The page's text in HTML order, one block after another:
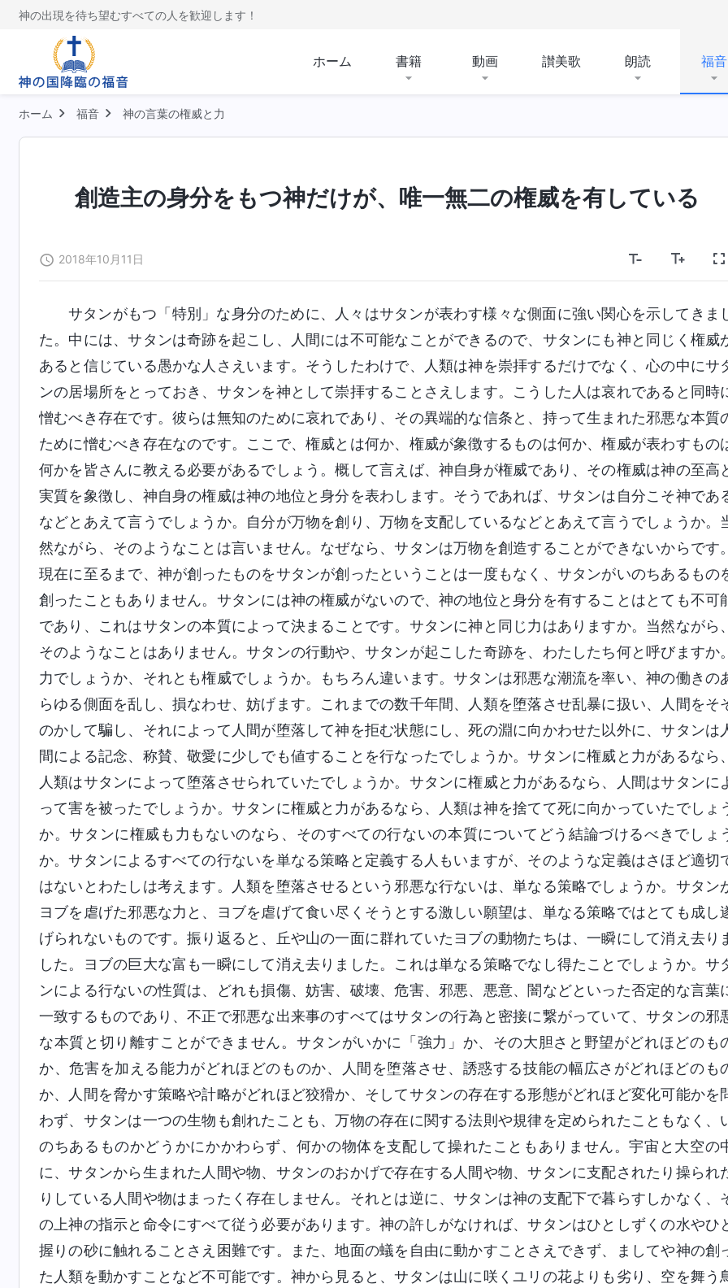
神の出現を待ち望むすべての人を歓迎します！
ホーム 書籍 動画 讃美歌 朗読 福音
ホーム 福音 神の言葉の権威と力
創造主の身分をもつ神だけが、唯一無二の権威を有している
2018年10月11日
サタンがもつ「特別」な身分のために、人々はサタンが表わす様々な側面に強い関心を示してきま
た。中には、サタンは奇跡を起こし、人間には不可能なことができるので、サタンにも神と同じく権威
あると信じている愚かな人さえいます。そうしたわけで、人類は神を崇拝するだけでなく、心の中にサ
ンの居場所をとっておき、サタンを神として崇拝することさえします。こうした人は哀れであると同時
憎むべき存在です。彼らは無知のために哀れであり、その異端的な信条と、持って生まれた邪悪な本質
ために憎むべき存在なのです。ここで、権威とは何か、権威が象徴するものは何か、権威が表わすもの
何かを皆さんに教える必要があるでしょう。概して言えば、神自身が権威であり、その権威は神の至高
実質を象徴し、神自身の権威は神の地位と身分を表わします。そうであれば、サタンは自分こそ神であ
などとあえて言うでしょうか。自分が万物を創り、万物を支配しているなどとあえて言うでしょうか。
然ながら、そのようなことは言いません。なぜなら、サタンは万物を創造することができないからです。
現在に至るまで、神が創ったものをサタンが創ったということは一度もなく、サタンがいのちあるもの
創ったこともありません。サタンには神の権威がないので、神の地位と身分を有することはとても不可
であり、これはサタンの本質によって決まることです。サタンに神と同じ力はありますか。当然ながら、
そのようなことはありません。サタンの行動や、サタンが起こした奇跡を、わたしたち何と呼びますか。
力でしょうか、それとも権威でしょうか。もちろん違います。サタンは邪悪な潮流を率い、神の働きの
らゆる側面を乱し、損なわせ、妨げます。これまでの数千年間、人類を堕落させ乱暴に扱い、人間をそ
のかして騙し、それによって人間が堕落して神を拒む状態にし、死の淵に向かわせた以外に、サタンは
間による記念、称賛、敬愛に少しでも値することを行なったでしょうか。サタンに権威と力があるなら、
人類はサタンによって堕落させられていたでしょうか。サタンに権威と力があるなら、人間はサタンに
って害を被ったでしょうか。サタンに権威と力があるなら、人類は神を捨てて死に向かっていたでしょ
か。サタンに権威も力もないのなら、そのすべての行ないの本質についてどう結論づけるべきでしょ
か。サタンによるすべての行ないを単なる策略と定義する人もいますが、そのような定義はさほど適切
はないとわたしは考えます。人類を堕落させるという邪悪な行ないは、単なる策略でしょうか。サタン
ヨブを虐げた邪悪な力と、ヨブを虐げて食い尽くそうとする激しい願望は、単なる策略ではとても成し
げられないものです。振り返ると、丘や山の一面に群れていたヨブの動物たちは、一瞬にして消え去り
した。ヨブの巨大な富も一瞬にして消え去りました。これは単なる策略でなし得たことでしょうか。サ
ンによる行ないの性質は、どれも損傷、妨害、破壊、危害、邪悪、悪意、闇などといった否定的な言葉
一致するものであり、不正で邪悪な出来事のすべてはサタンの行為と密接に繋がっていて、サタンの邪
な本質と切り離すことができません。サタンがいかに「強力」か、その大胆さと野望がどれほどのも
か、危害を加える能力がどれほどのものか、人間を堕落させ、誘惑する技能の幅広さがどれほどのも
か、人間を脅かす策略や計略がどれほど狡猾か、そしてサタンの存在する形態がどれほど変化可能かを
わず、サタンは一つの生物も創れたことも、万物の存在に関する法則や規律を定められたこともなく、
のちあるものかどうかにかかわらず、何かの物体を支配して操れたこともありません。宇宙と大空の
に、サタンから生まれた人間や物、サタンのおかげで存在する人間や物、サタンに支配されたり操られ
りしている人間や物はまったく存在しません。それとは逆に、サタンは神の支配下で暮らすしかなく、
の上神の指示と命令にすべて従う必要があります。神の許しがなければ、サタンはひとしずくの水やひ
握りの砂に触れることさえ困難です。また、地面の蟻を自由に動かすことさえできず、ましてや神の創
た人類を動かすことなど不可能です。神から見ると、サタンは山に咲くユリの花よりも劣り、空を舞う